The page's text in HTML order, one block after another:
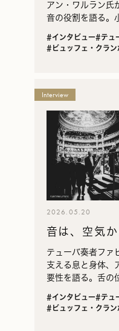
覧
アン・ワルラン氏
音の役割を語る。
音楽を前へ進める
#インタビュー#テュ
#ビュッフェ・クラン
Interview
2026.05.20
音は、空気
テューバ奏者ファ
支える息と身体、
要性を語る。舌
法も実演とともに
#インタビュー#テュ
#ビュッフェ・クラン